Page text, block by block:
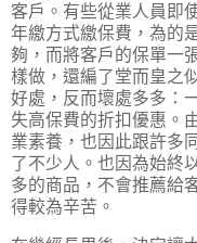
客戶。有些從業人員即
年繳方式繳保費，為的
夠，而將客戶的保單一
樣做，還編了堂而皇之
好處，反而壞處多多：
失高保費的折扣優惠。
業素養，也因此跟許多
了不少人。也因為始終
多的商品，不會推薦給
得較為辛苦。